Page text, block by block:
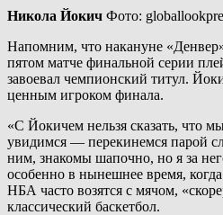
Никола Йокич Фото:
Напомним, что накануне
пятом матче финальной серии
завоевал чемпионский титул.
ценным игроком финала.
«С Йокичем нельзя сказать, что
увидимся — перекинемся парой
ним, знакомы шапочно, но я за
особенно в нынешнее время,
НБА часто возятся с мячом,
классический баскетбол.